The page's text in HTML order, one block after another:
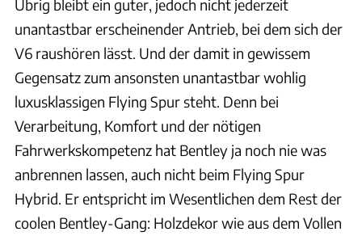
Übrig bleibt ein guter, jedoch nicht jederzeit
unantastbar erscheinender Antrieb, bei dem sich der
V6 raushören lässt. Und der damit in gewissem
Gegensatz zum ansonsten unantastbar wohlig
luxusklassigen Flying Spur steht. Denn bei
Verarbeitung, Komfort und der nötigen
Fahrwerkskompetenz hat Bentley ja noch nie was
anbrennen lassen, auch nicht beim Flying Spur
Hybrid. Er entspricht im Wesentlichen dem Rest der
coolen Bentley-Gang: Holzdekor wie aus dem Vollen